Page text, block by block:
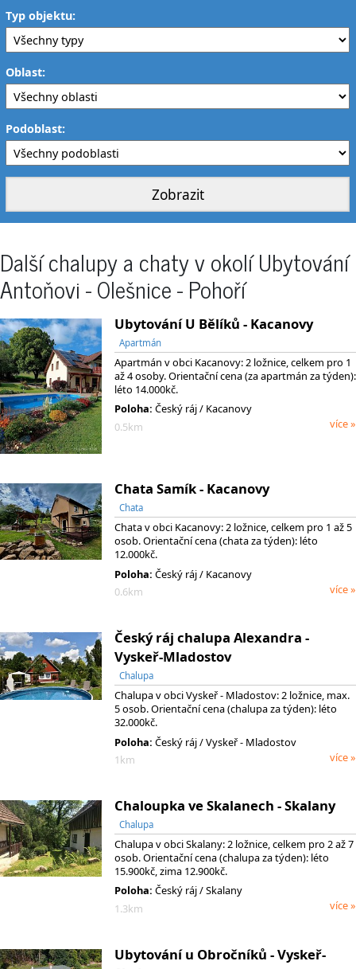
Typ objektu:
Oblast:
Podoblast:
Další chalupy a chaty v okolí Ubytování
Antoňovi - Olešnice - Pohoří
Ubytování U Bělíků - Kacanovy
Apartmán
Apartmán v obci Kacanovy: 2 ložnice, celkem pro 1
až 4 osoby. Orientační cena (za apartmán za týden):
léto 14.000kč.
Poloha: Český ráj / Kacanovy
0.5km
více »
Chata Samík - Kacanovy
Chata
Chata v obci Kacanovy: 2 ložnice, celkem pro 1 až 5
osob. Orientační cena (chata za týden): léto
12.000kč.
Poloha: Český ráj / Kacanovy
0.6km
více »
Český ráj chalupa Alexandra -
Vyskeř-Mladostov
Chalupa
Chalupa v obci Vyskeř - Mladostov: 2 ložnice, max.
5 osob. Orientační cena (chalupa za týden): léto
32.000kč.
Poloha: Český ráj / Vyskeř - Mladostov
1km
více »
Chaloupka ve Skalanech - Skalany
Chalupa
Chalupa v obci Skalany: 2 ložnice, celkem pro 2 až 7
osob. Orientační cena (chalupa za týden): léto
15.900kč, zima 12.900kč.
Poloha: Český ráj / Skalany
1.3km
více »
Ubytování u Obročníků - Vyskeř-